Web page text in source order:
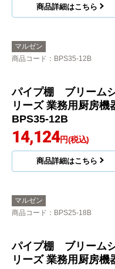
商品コード：BPS30-12B
パイプ棚 ブリームシ
リーズ 業務用厨房機器
BPS30-12B
13,400 円(税込)
商品詳細はこちら
マルゼン
商品コード：BPS35-12B
パイプ棚 ブリームシ
リーズ 業務用厨房機器
BPS35-12B
14,124 円(税込)
商品詳細はこちら